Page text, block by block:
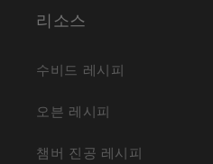
리소스
수비드 레시피
오븐 레시피
챔버 진공 레시피